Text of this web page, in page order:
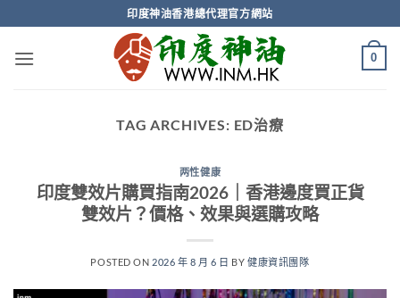
to
content
印度神油香港總代理官方網站
0
TAG ARCHIVES: ED治療
两性健康
印度雙效片購買指南2026｜香港邊度買正貨
雙效片？價格、效果與選購攻略
POSTED ON 2026 年 8 月 6 日 BY健康資訊團隊